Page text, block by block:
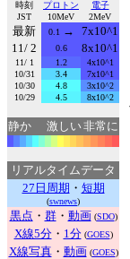
時刻
JST
プロトン
10MeV
電子
2MeV
最新 0.1→
7x10^1
11/ 2
0.6 8x10^1
11/ 1 1.2
4x10^1
10/31
3.4
7x10^1
10/30
4.8
3x10^2
10/29
4.5 8x10^2
静か 激しい非常に
リアルタイムデータ
27日周期 ・ 短期
(swnews)
黒点 ・ 群・ 動画 (SDO)
X線5分・ 1分(GOES)
X線写真・ 動画 (GOES)